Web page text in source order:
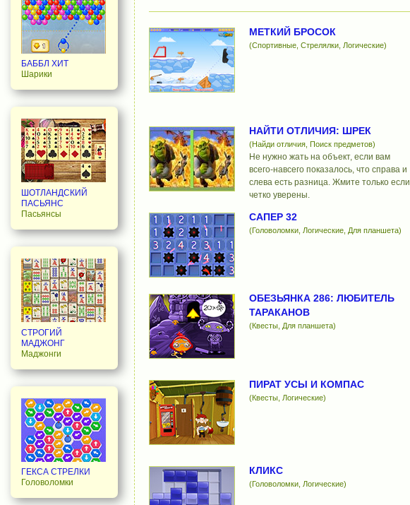
МЕТКИЙ БРОСОК
(Спортивные, Стрелялки, Логические)
НАЙТИ ОТЛИЧИЯ: ШРЕК
(Найди отличия, Поиск предметов)
Не нужно жать на объект, если вам
всего-навсего показалось, что справа и
слева есть разница. Жмите только если
четко уверены.
САПЕР 32
(Головоломки, Логические, Для планшета)
ОБЕЗЬЯНКА 286: ЛЮБИТЕЛЬ
ТАРАКАНОВ
(Квесты, Для планшета)
ПИРАТ УСЫ И КОМПАС
(Квесты, Логические)
КЛИКС
(Головоломки, Логические)
БАББЛ ХИТ
Шарики
ШОТЛАНДСКИЙ
ПАСЬЯНС
Пасьянсы
СТРОГИЙ
МАДЖОНГ
Маджонги
ГЕКСА СТРЕЛКИ
Головоломки